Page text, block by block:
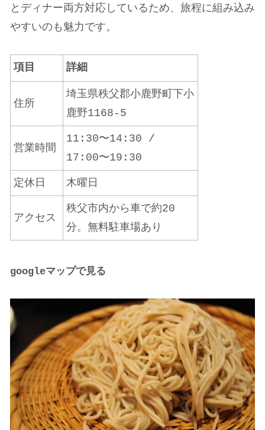
とディナー両方対応しているため、旅程に組み込み
やすいのも魅力です。
項目 詳細
住所
埼玉県秩父郡小鹿野町下小
鹿野1168-5
営業時間
11:30〜14:30 /
17:00〜19:30
定休日 木曜日
アクセス
秩父市内から車で約20
分。無料駐車場あり
googleマップで見る